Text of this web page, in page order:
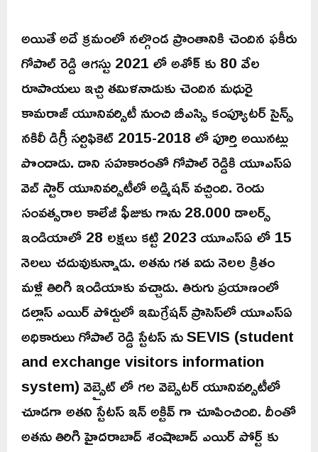
అయితే అదే క్రమంలో నల్గొండ ప్రాంతానికి చెందిన ఫకీరు
గోపాల్ రెడ్డి ఆగస్టు 2021 లో అశోక్ కు 80 వేల
రూపాయలు ఇచ్చి తమిళనాడుకు చెందిన మధురై
కామరాజ్ యూనివర్సిటీ నుంచి బీఎస్సి కంప్యూటర్ సైన్స్
నకిలీ డిగ్రీ సర్టిఫికెట్ 2015-2018 లో పూర్తి అయినట్లు
పొందాడు. దాని సహకారంతో గోపాల్ రెడ్డికి యూఎస్ఏ
వెబ్ స్టార్ యూనివర్సిటీలో అడ్మిషన్ వచ్చింది. రెండు
సంవత్సరాల కాలేజీ ఫీజుకు గాను 28.000 డాలర్స్
ఇండియాలో 28 లక్షలు కట్టి 2023 యూఎస్ఏ లో 15
నెలలు చదువుకున్నాడు. అతను గత ఐదు నెలల క్రితం
మళ్లీ తిరిగి ఇండియాకు వచ్చాడు. తిరుగు ప్రయాణంలో
డల్లాస్ ఎయిర్ పోర్టులో ఇమిగ్రేషన్ ప్రాసెస్‌లో యూఎస్ఏ
అధికారులు గోపాల్ రెడ్డి స్టేటస్ ను SEVIS (student
and exchange visitors information
system) వెబ్సైట్ లో గల వెబ్సెటర్ యూనివర్సిటీలో
చూడగా అతని స్టేటస్ ఇన్ అక్టివ్ గా చూపించింది. దీంతో
అతను తిరిగి హైదరాబాద్ శంషాబాద్ ఎయిర్ పోర్ట్ కు